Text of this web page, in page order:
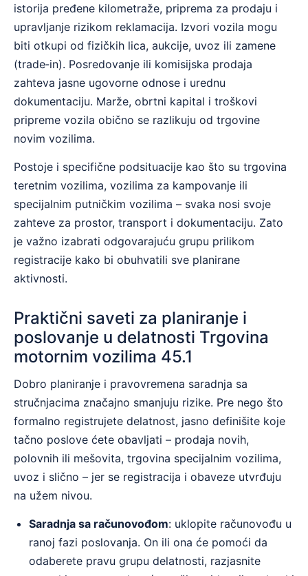
istorija pređene kilometraže, priprema za prodaju i
upravljanje rizikom reklamacija. Izvori vozila mogu
biti otkupi od fizičkih lica, aukcije, uvoz ili zamene
(trade‑in). Posredovanje ili komisijska prodaja
zahteva jasne ugovorne odnose i urednu
dokumentaciju. Marže, obrtni kapital i troškovi
pripreme vozila obično se razlikuju od trgovine
novim vozilima.
Postoje i specifične podsituacije kao što su trgovina
teretnim vozilima, vozilima za kampovanje ili
specijalnim putničkim vozilima – svaka nosi svoje
zahteve za prostor, transport i dokumentaciju. Zato
je važno izabrati odgovarajuću grupu prilikom
registracije kako bi obuhvatili sve planirane
aktivnosti.
Praktični saveti za planiranje i
poslovanje u delatnosti Trgovina
motornim vozilima 45.1
Dobro planiranje i pravovremena saradnja sa
stručnjacima značajno smanjuju rizike. Pre nego što
formalno registrujete delatnost, jasno definišite koje
tačno poslove ćete obavljati – prodaja novih,
polovnih ili mešovita, trgovina specijalnim vozilima,
uvoz i slično – jer se registracija i obaveze utvrđuju
na užem nivou.
Saradnja sa računovođom: uklopite računovođu u
ranoj fazi poslovanja. On ili ona će pomoći da
odaberete pravu grupu delatnosti, razjasnite